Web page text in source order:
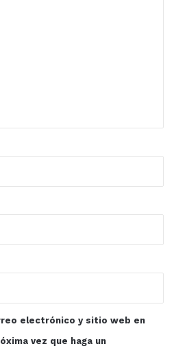
electrónico y sitio web en
vez que haga un